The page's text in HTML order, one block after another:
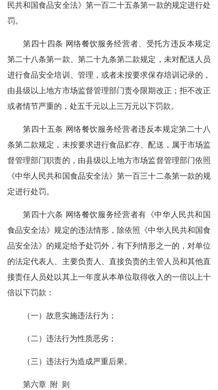
民共和国食品安全法》第一百二十五条第一款的规定进行处
罚。
第四十四条 网络餐饮服务经营者、受托方违反本规定
第二十八条第一款、第二十九条第二款规定，未对配送人员
进行食品安全培训、管理，或者未按要求保存培训记录的，
由县级以上地方市场监督管理部门责令限期改正；拒不改正
或者情节严重的，处五千元以上三万元以下罚款。
第四十五条 网络餐饮服务经营者违反本规定第二十八
条第二款规定，未按要求进行食品贮存、配送，属于市场监
督管理部门职责的，由县级以上地方市场监督管理部门依照
《中华人民共和国食品安全法》第一百三十二条第一款的规
定进行处罚。
第四十六条 网络餐饮服务经营者有《中华人民共和国
食品安全法》规定的违法情形，除依照《中华人民共和国食
品安全法》的规定给予处罚外，有下列情形之一的，对单位
的法定代表人、主要负责人、直接负责的主管人员和其他直
接责任人员处以其上一年度从本单位取得收入的一倍以上十
倍以下罚款：
（一）故意实施违法行为；
（二）违法行为性质恶劣；
（三）违法行为造成严重后果。
第六章 附 则